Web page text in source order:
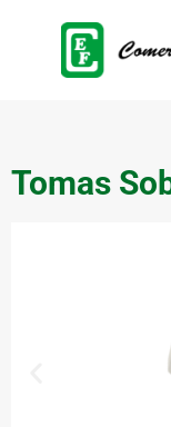
Tomas